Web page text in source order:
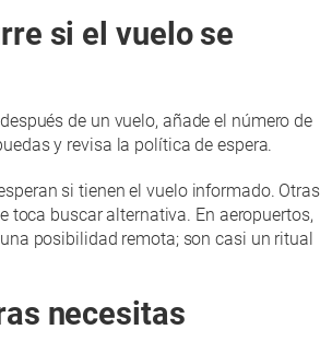
si el vuelo se
de un vuelo, añade el número de
y revisa la política de espera.
si tienen el vuelo informado. Otras
toca buscar alternativa. En aeropuertos,
posibilidad remota; son casi un ritual
necesitas